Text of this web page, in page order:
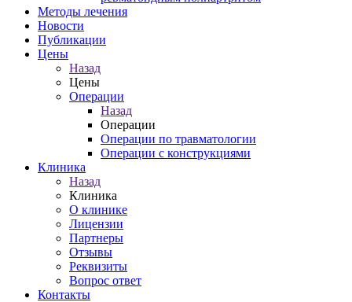
Методы лечения
Новости
Публикации
Цены
Назад
Цены
Операции
Назад
Операции
Операции по травматологии
Операции с конструкциями
Клиника
Назад
Клиника
О клинике
Лицензии
Партнеры
Отзывы
Реквизиты
Вопрос ответ
Контакты